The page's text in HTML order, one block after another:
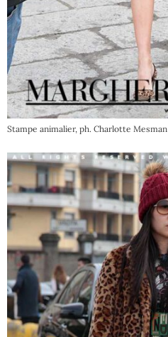
Stampe animalier, ph. Charlotte Mesman